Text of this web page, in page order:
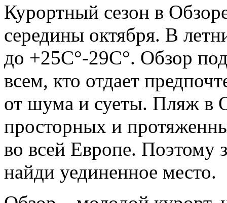
Курортный сезон в
середины октября. В
до +25С°-29С°. Обзор
всем, кто отдает
от шума и суеты. Пляж в
просторных и
во всей Европе. Поэтому
найди уединенное место.